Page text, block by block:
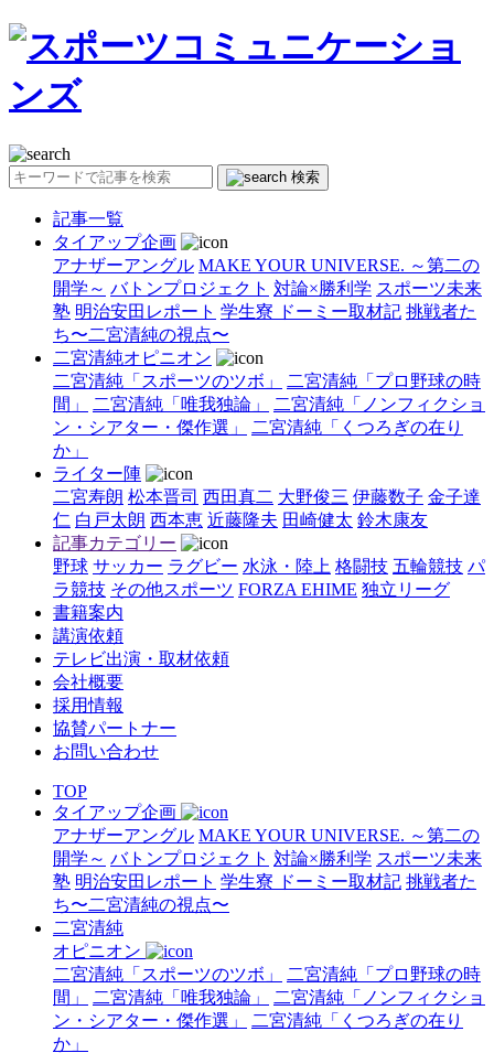
検索
記事一覧
タイアップ企画
アナザーアングル MAKE YOUR UNIVERSE. ～第二の
開学～ バトンプロジェクト 対論×勝利学 スポーツ未来
塾 明治安田レポート 学生寮 ドーミー取材記 挑戦者た
ち〜二宮清純の視点〜
二宮清純オピニオン
二宮清純「スポーツのツボ」
二宮清純「プロ野球の時
間」
二宮清純「唯我独論」
二宮清純「ノンフィクショ
ン・シアター・傑作選」
二宮清純「くつろぎの在り
か」
ライター陣
二宮寿朗 松本晋司 西田真二 大野俊三 伊藤数子 金子達
仁 白戸太朗 西本恵 近藤隆夫 田崎健太 鈴木康友
記事カテゴリー
野球 サッカー ラグビー 水泳・陸上 格闘技 五輪競技 パ
ラ競技 その他スポーツ FORZA EHIME 独立リーグ
書籍案内
講演依頼
テレビ出演・取材依頼
会社概要
採用情報
協賛パートナー
お問い合わせ
TOP
タイアップ企画
アナザーアングル MAKE YOUR UNIVERSE. ～第二の
開学～ バトンプロジェクト 対論×勝利学 スポーツ未来
塾 明治安田レポート 学生寮 ドーミー取材記 挑戦者た
ち〜二宮清純の視点〜
二宮清純
オピニオン
二宮清純「スポーツのツボ」
二宮清純「プロ野球の時
間」
二宮清純「唯我独論」
二宮清純「ノンフィクショ
ン・シアター・傑作選」
二宮清純「くつろぎの在り
か」